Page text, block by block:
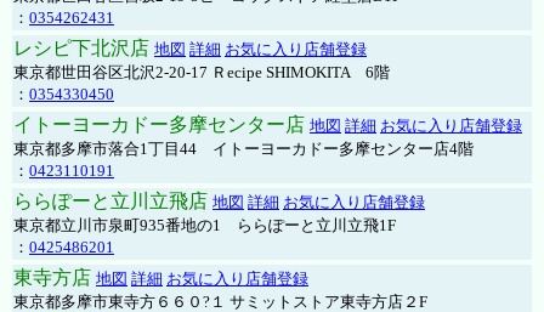
： 0354262431
レシピ下北沢店 地図 詳細 お気に入り店舗登録
東京都世田谷区北沢2-20-17 Ｒecipe SHIMOKITA 6階
： 0354330450
イトーヨーカドー多摩センター店 地図 詳細 お気に入り店舗登録
東京都多摩市落合1丁目44 イトーヨーカドー多摩センター店4階
： 0423110191
ららぽーと立川立飛店 地図 詳細 お気に入り店舗登録
東京都立川市泉町935番地の1 ららぽーと立川立飛1F
： 0425486201
東寺方店 地図 詳細 お気に入り店舗登録
東京都多摩市東寺方６６０?１ サミットストア東寺方店２F